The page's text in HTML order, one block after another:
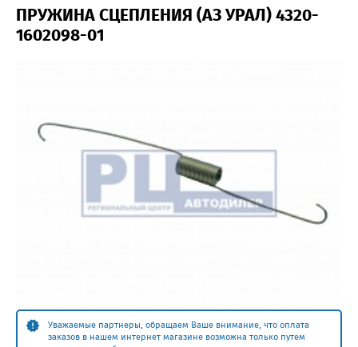
ПРУЖИНА СЦЕПЛЕНИЯ (АЗ УРАЛ) 4320-
1602098-01
Уважаемые партнеры, обращаем Ваше внимание, что оплата
заказов в нашем интернет магазине возможна только путем